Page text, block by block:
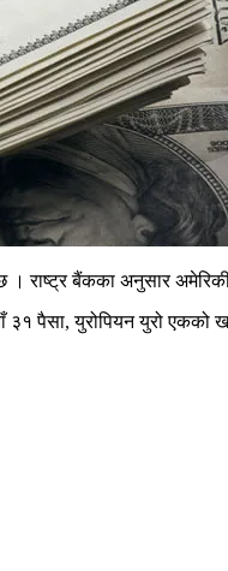
। राष्ट्र बैंकका अनुसार
युरोपियन युरो एकको